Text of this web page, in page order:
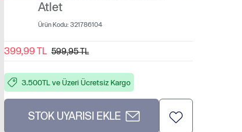
Atlet
Ürün Kodu: 321786104
399,99 TL 599,95 TL
3.500TL ve Üzeri Ücretsiz Kargo
STOK UYARISI EKLE